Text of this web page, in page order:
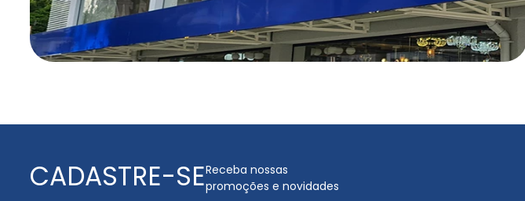
CADASTRE-SEReceba nossas
promoções e novidades